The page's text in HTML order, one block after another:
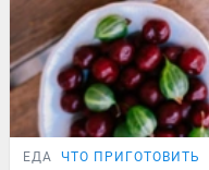
ЕДА ЧТО ПРИГОТОВИТЬ